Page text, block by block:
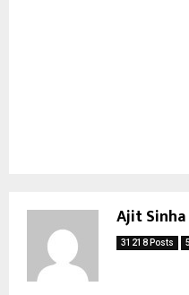
Ajit Sinha
31218 Posts